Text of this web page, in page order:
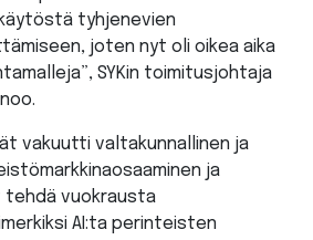
tyhjenevien
joten nyt oli oikea aika
SYKin toimitusjohtaja
vakuutti valtakunnallinen ja
ja
vuokrausta
AI:ta perinteisten